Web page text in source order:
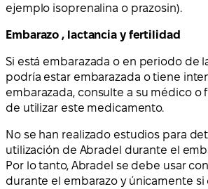
ejemplo isoprenalina o prazosin).
Embarazo , lactancia y fertilidad
Si está embarazada o en periodo de
podría estar embarazada o tiene
embarazada, consulte a su médico o
de utilizar este medicamento.
No se han realizado estudios para
utilización de Abradel durante el
Por lo tanto, Abradel se debe usar
durante el embarazo y únicamente